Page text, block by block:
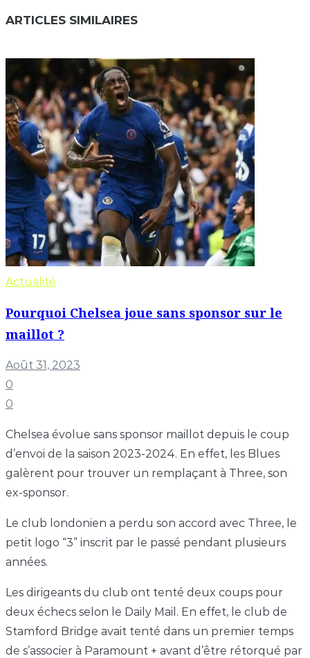
ARTICLES SIMILAIRES
Actualité
Pourquoi Chelsea joue sans sponsor sur le
maillot ?
Août 31, 2023
0
0
Chelsea évolue sans sponsor maillot depuis le coup
d’envoi de la saison 2023-2024. En effet, les Blues
galèrent pour trouver un remplaçant à Three, son
ex-sponsor.
Le club londonien a perdu son accord avec Three, le
petit logo “3” inscrit par le passé pendant plusieurs
années.
Les dirigeants du club ont tenté deux coups pour
deux échecs selon le Daily Mail. En effet, le club de
Stamford Bridge avait tenté dans un premier temps
de s’associer à Paramount + avant d’être rétorqué par